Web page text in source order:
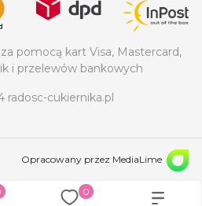
0
pomocą kart Visa, Mastercard,
i przelewów bankowych
radosc-cukiernika.pl
Opracowany przez MediaLime